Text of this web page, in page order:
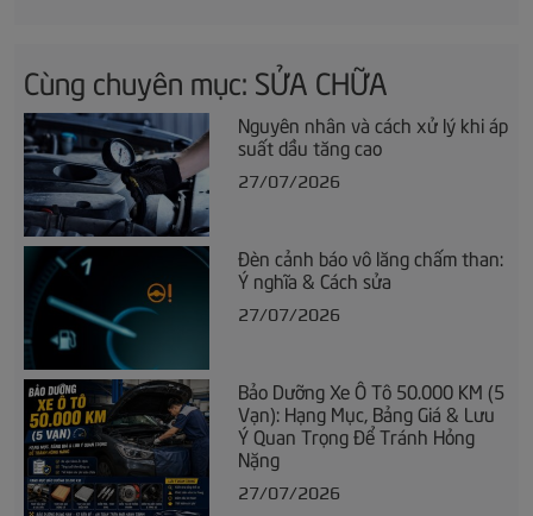
Cùng chuyên mục: SỬA CHỮA
Nguyên nhân và cách xử lý khi áp
suất dầu tăng cao
27/07/2026
Đèn cảnh báo vô lăng chấm than:
Ý nghĩa & Cách sửa
27/07/2026
Bảo Dưỡng Xe Ô Tô 50.000 KM (5
Vạn): Hạng Mục, Bảng Giá & Lưu
Ý Quan Trọng Để Tránh Hỏng
Nặng
27/07/2026